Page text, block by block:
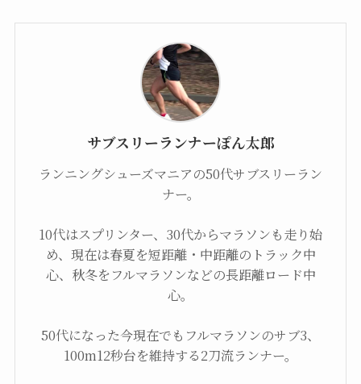
サブスリーランナーぽん太郎
ランニングシューズマニアの50代サブスリーラン
ナー。
10代はスプリンター、30代からマラソンも走り始
め、現在は春夏を短距離・中距離のトラック中
心、秋冬をフルマラソンなどの長距離ロード中
心。
50代になった今現在でもフルマラソンのサブ3、
100m12秒台を維持する2刀流ランナー。